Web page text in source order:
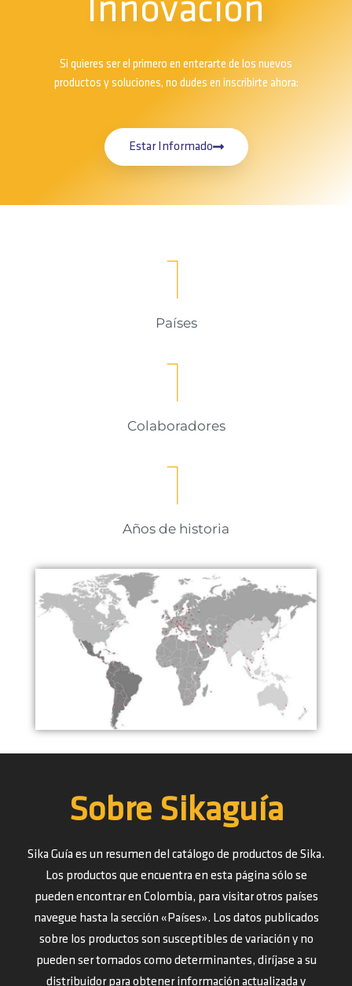
Innovación
Si quieres ser el primero en enterarte de los nuevos
productos y soluciones, no dudes en inscribirte ahora:
Estar Informado
Países
1
Colaboradores
1
Años de historia
1
Sobre Sikaguía
Sika Guía es un resumen del catálogo de productos de Sika.
Los productos que encuentra en esta página sólo se
pueden encontrar en Colombia, para visitar otros países
navegue hasta la sección «Países». Los datos publicados
sobre los productos son susceptibles de variación y no
pueden ser tomados como determinantes, diríjase a su
distribuidor para obtener información actualizada y